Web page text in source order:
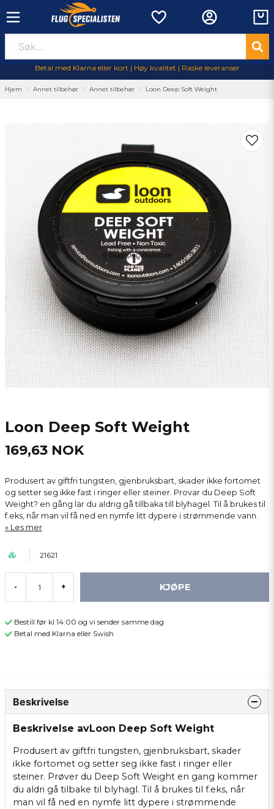
Betal med Klarna eller kort | Høy kvalitet | Raske leveranser
Hjem Annet tilbehør Annet tilbehør Loon Deep Soft Weight
Loon Deep Soft Weight
169,63 NOK
Produsert av giftfri tungsten, gjenbruksbart, skader ikke fortomet
og setter seg ikke fast i ringer eller steiner. Provar du Deep Soft
Weight? en gång lär du aldrig gå tillbaka till blyhagel. Til å brukes til
f.eks, når man vil få ned en nymfe litt dypere i strømmende vann.
Les mer
21621
- + KJØPE
Bestill før kl 14:00 og vi sender samme dag
Betal med Klarna eller Swish
Beskrivelse
Beskrivelse avLoon Deep Soft Weight
Produsert av giftfri tungsten, gjenbruksbart, skader
ikke fortomet og setter seg ikke fast i ringer eller
steiner. Prøver du Deep Soft Weight en gang kommer
du aldri gå tilbake til blyhagl. Til å brukes til f.eks, når
man vil få ned en nymfe litt dypere i strømmende